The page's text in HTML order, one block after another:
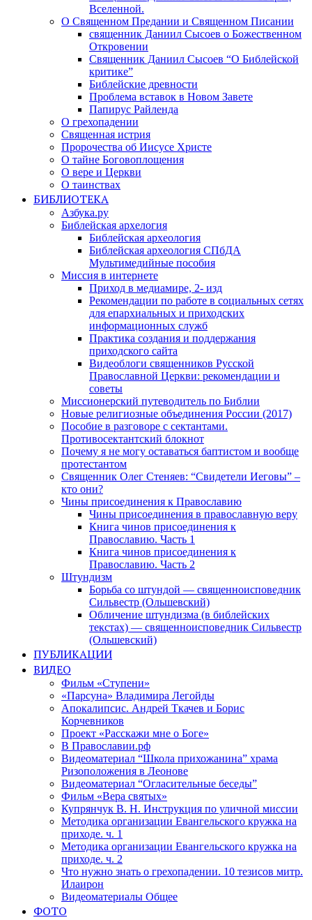
Вселенной.
О Священном Предании и Священном Писании
священник Даниил Сысоев о Божественном
Откровении
Священник Даниил Сысоев “О Библейской
критике”
Библейские древности
Проблема вставок в Новом Завете
Папирус Райленда
О грехопадении
Священная истрия
Пророчества об Иисусе Христе
О тайне Боговоплощения
О вере и Церкви
О таинствах
БИБЛИОТЕКА
Азбука.ру
Библейская архелогия
Библейская археология
Библейская археология СПбДА
Мультимедийные пособия
Миссия в интернете
Приход в медиамире, 2- изд
Рекомендации по работе в социальных сетях
для епархиальных и приходских
информационных служб
Практика создания и поддержания
приходского сайта
Видеоблоги священников Русской
Православной Церкви: рекомендации и
советы
Миссионерский путеводитель по Библии
Новые религиозные объединения России (2017)
Пособие в разговоре с сектантами.
Противосектантский блокнот
Почему я не могу оставаться баптистом и вообще
протестантом
Священник Олег Стеняев: “Свидетели Иеговы” –
кто они?
Чины присоединения к Православию
Чины присоединения в православную веру
Книга чинов присоединения к
Православию. Часть 1
Книга чинов присоединения к
Православию. Часть 2
Штундизм
Борьба со штундой — священноисповедник
Сильвестр (Ольшевский)
Обличение штундизма (в библейских
текстах) — священноисповедник Сильвестр
(Ольшевский)
ПУБЛИКАЦИИ
ВИДЕО
Фильм «Ступени»
«Парсуна» Владимира Легойды
Апокалипсис. Андрей Ткачев и Борис
Корчевников
Проект «Расскажи мне о Боге»
В Православии.рф
Видеоматериал “Школа прихожанина” храма
Ризоположения в Леонове
Видеоматериал “Огласительные беседы”
Фильм «Вера святых»
Купрянчук В. Н. Инструкция по уличной миссии
Методика организации Евангельского кружка на
приходе. ч. 1
Методика организации Евангельского кружка на
приходе. ч. 2
Что нужно знать о грехопадении. 10 тезисов митр.
Илаирон
Видеоматериалы Общее
ФОТО